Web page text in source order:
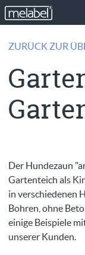
ZURÜCK ZUR
Der Hundezaun
Gartenteich als
in verschiedenen
Bohren, ohne
einige Beispiele
unserer Kunden.